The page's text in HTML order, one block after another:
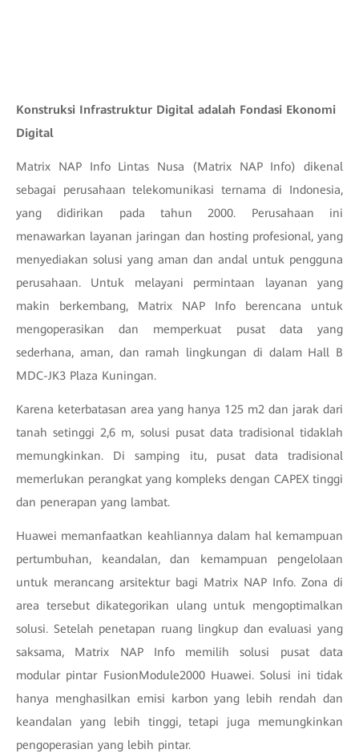
Konstruksi Infrastruktur Digital adalah Fondasi Ekonomi
Digital
Matrix NAP Info Lintas Nusa (Matrix NAP Info) dikenal
sebagai perusahaan telekomunikasi ternama di Indonesia,
yang didirikan pada tahun 2000. Perusahaan ini
menawarkan layanan jaringan dan hosting profesional, yang
menyediakan solusi yang aman dan andal untuk pengguna
perusahaan. Untuk melayani permintaan layanan yang
makin berkembang, Matrix NAP Info berencana untuk
mengoperasikan dan memperkuat pusat data yang
sederhana, aman, dan ramah lingkungan di dalam Hall B
MDC-JK3 Plaza Kuningan.
Karena keterbatasan area yang hanya 125 m2 dan jarak dari
tanah setinggi 2,6 m, solusi pusat data tradisional tidaklah
memungkinkan. Di samping itu, pusat data tradisional
memerlukan perangkat yang kompleks dengan CAPEX tinggi
dan penerapan yang lambat.
Huawei memanfaatkan keahliannya dalam hal kemampuan
pertumbuhan, keandalan, dan kemampuan pengelolaan
untuk merancang arsitektur bagi Matrix NAP Info. Zona di
area tersebut dikategorikan ulang untuk mengoptimalkan
solusi. Setelah penetapan ruang lingkup dan evaluasi yang
saksama, Matrix NAP Info memilih solusi pusat data
modular pintar FusionModule2000 Huawei. Solusi ini tidak
hanya menghasilkan emisi karbon yang lebih rendah dan
keandalan yang lebih tinggi, tetapi juga memungkinkan
pengoperasian yang lebih pintar.